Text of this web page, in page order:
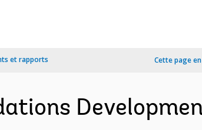
et rapports Cette page en